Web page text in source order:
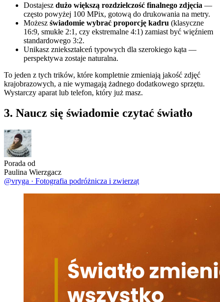
Dostajesz dużo większą rozdzielczość finalnego zdjęcia —
często powyżej 100 MPix, gotową do drukowania na metry.
Możesz świadomie wybrać proporcję kadru (klasyczne
16:9, smukłe 2:1, czy ekstremalne 4:1) zamiast być więźniem
standardowego 3:2.
Unikasz zniekształceń typowych dla szerokiego kąta —
perspektywa zostaje naturalna.
To jeden z tych trików, które kompletnie zmieniają jakość zdjęć
krajobrazowych, a nie wymagają żadnego dodatkowego sprzętu.
Wystarczy aparat lub telefon, który już masz.
3. Naucz się świadomie czytać światło
Porada od
Paulina Wierzgacz
@vryga · Fotografia podróżnicza i zwierząt